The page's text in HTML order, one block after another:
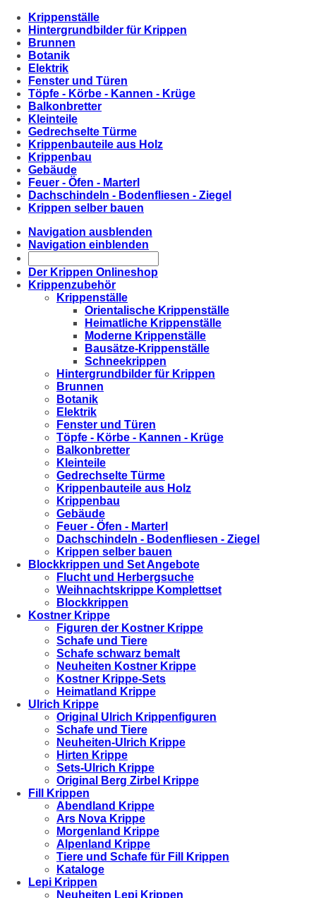
Krippenställe
Hintergrundbilder für Krippen
Brunnen
Botanik
Elektrik
Fenster und Türen
Töpfe - Körbe - Kannen - Krüge
Balkonbretter
Kleinteile
Gedrechselte Türme
Krippenbauteile aus Holz
Krippenbau
Gebäude
Feuer - Öfen - Marterl
Dachschindeln - Bodenfliesen - Ziegel
Krippen selber bauen
Navigation ausblenden
Navigation einblenden
Der Krippen Onlineshop
Krippenzubehör
Krippenställe
Orientalische Krippenställe
Heimatliche Krippenställe
Moderne Krippenställe
Bausätze-Krippenställe
Schneekrippen
Hintergrundbilder für Krippen
Brunnen
Botanik
Elektrik
Fenster und Türen
Töpfe - Körbe - Kannen - Krüge
Balkonbretter
Kleinteile
Gedrechselte Türme
Krippenbauteile aus Holz
Krippenbau
Gebäude
Feuer - Öfen - Marterl
Dachschindeln - Bodenfliesen - Ziegel
Krippen selber bauen
Blockkrippen und Set Angebote
Flucht und Herbergsuche
Weihnachtskrippe Komplettset
Blockkrippen
Kostner Krippe
Figuren der Kostner Krippe
Schafe und Tiere
Schafe schwarz bemalt
Neuheiten Kostner Krippe
Kostner Krippe-Sets
Heimatland Krippe
Ulrich Krippe
Original Ulrich Krippenfiguren
Schafe und Tiere
Neuheiten-Ulrich Krippe
Hirten Krippe
Sets-Ulrich Krippe
Original Berg Zirbel Krippe
Fill Krippen
Abendland Krippe
Ars Nova Krippe
Morgenland Krippe
Alpenland Krippe
Tiere und Schafe für Fill Krippen
Kataloge
Lepi Krippen
Neuheiten Lepi Krippen